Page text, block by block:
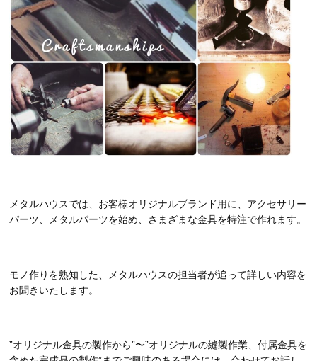
メタルハウスでは、お客様オリジナルブランド用に、アクセサリー
パーツ、メタルパーツを始め、さまざまな金具を特注で作れます。
モノ作りを熟知した、メタルハウスの担当者が追って詳しい内容を
お聞きいたします。
”オリジナル金具の製作から”〜”オリジナルの縫製作業、付属金具を